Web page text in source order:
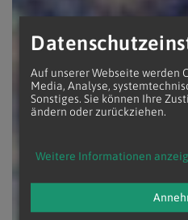
Auf unserer Webseite werden
Media, Analyse,
Sonstiges. Sie können Ihre
ändern oder zurückziehen.
Weitere Informationen